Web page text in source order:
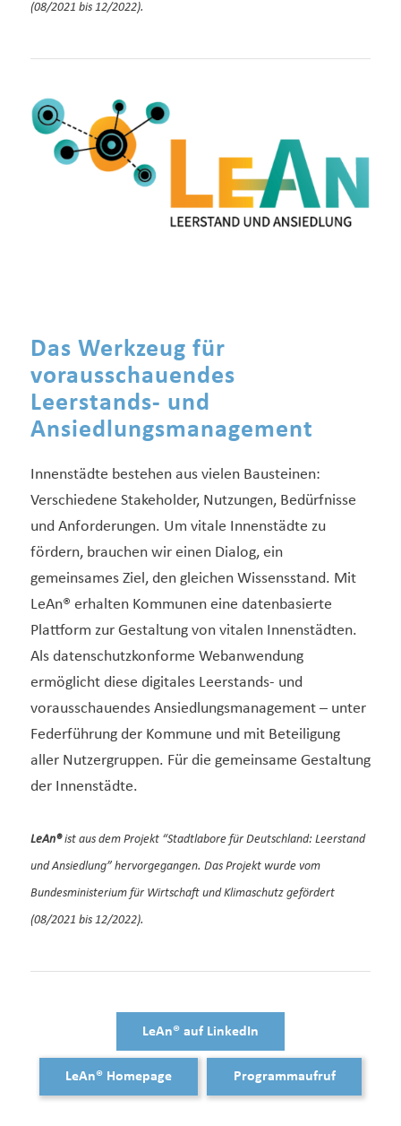
(08/2021 bis 12/2022).
Das Werkzeug für
vorausschauendes
Leerstands- und
Ansiedlungsmanagement
Innenstädte bestehen aus vielen Bausteinen:
Verschiedene Stakeholder, Nutzungen, Bedürfnisse
und Anforderungen. Um vitale Innenstädte zu
fördern, brauchen wir einen Dialog, ein
gemeinsames Ziel, den gleichen Wissensstand. Mit
LeAn® erhalten Kommunen eine datenbasierte
Plattform zur Gestaltung von vitalen Innenstädten.
Als datenschutzkonforme Webanwendung
ermöglicht diese digitales Leerstands- und
vorausschauendes Ansiedlungsmanagement – unter
Federführung der Kommune und mit Beteiligung
aller Nutzergruppen. Für die gemeinsame Gestaltung
der Innenstädte.
LeAn®ist aus dem Projekt “Stadtlabore für Deutschland: Leerstand
und Ansiedlung” hervorgegangen. Das Projekt wurde vom
Bundesministerium für Wirtschaft und Klimaschutz gefördert
(08/2021 bis 12/2022).
LeAn® auf LinkedIn
LeAn® Homepage Programmaufruf